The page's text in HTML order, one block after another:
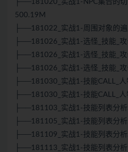
├──181020_实战1-NPC集合的
500.19M
├──181022_实战1-周围对象的
├──181026_实战1-选怪_技能_
├──181026_实战1-选怪_技能_
├──181026_实战1-选怪_技能_
├──181030_实战1-技能CALL_
├──181030_实战1-技能CALL_
├──181103_实战1-技能列表分
├──181105_实战1-技能列表分
├──181109_实战1-技能列表分
├──181113_实战1-技能列表分